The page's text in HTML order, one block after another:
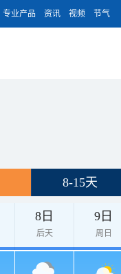
专业产品 资讯 视频 节气
8-15天
8日
后天
9日
周日